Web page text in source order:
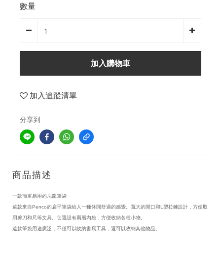
數量
加入購物車
加入追蹤清單
分享到
商品描述
一款簡單易用的尼龍筆袋
這款來自Penco的扁平筆袋給人一種休閒舒適的感覺。寬大的開口和L型拉鍊設計，方便取
用剪刀和尺等文具。它還設有兩層內袋，方便收納各種小物。
這款筆袋用途廣泛，不僅可以收納書寫工具，還可以收納其他物品。